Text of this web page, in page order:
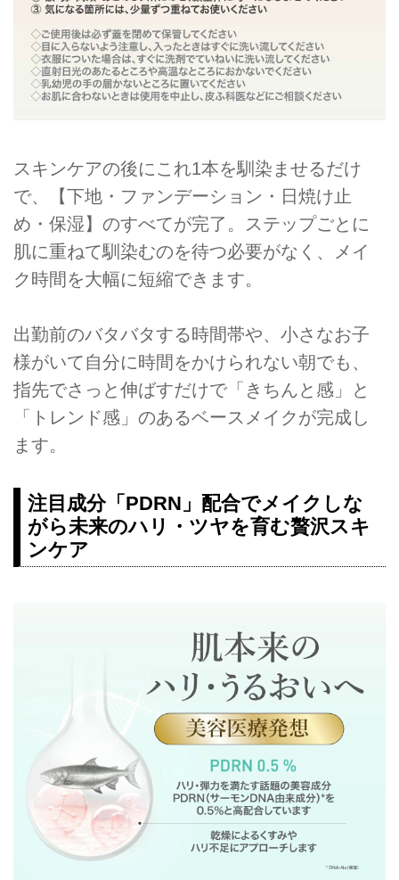
スキンケアの後にこれ1本を馴染ませるだけ
で、【下地・ファンデーション・日焼け止
め・保湿】のすべてが完了。ステップごとに
肌に重ねて馴染むのを待つ必要がなく、メイ
ク時間を大幅に短縮できます。
出勤前のバタバタする時間帯や、小さなお子
様がいて自分に時間をかけられない朝でも、
指先でさっと伸ばすだけで「きちんと感」と
「トレンド感」のあるベースメイクが完成し
ます。
注目成分「PDRN」配合でメイクしな
がら未来のハリ・ツヤを育む贅沢スキ
ンケア